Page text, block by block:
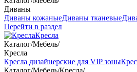
Диваны
Диваны кожаныеДиваны тканевые
Перейти в раздел
Кресла
Каталог/Мебель/
Кресла
Кресла дизайнерские для VIP зоны
Каталог/Мебель/Кресла/